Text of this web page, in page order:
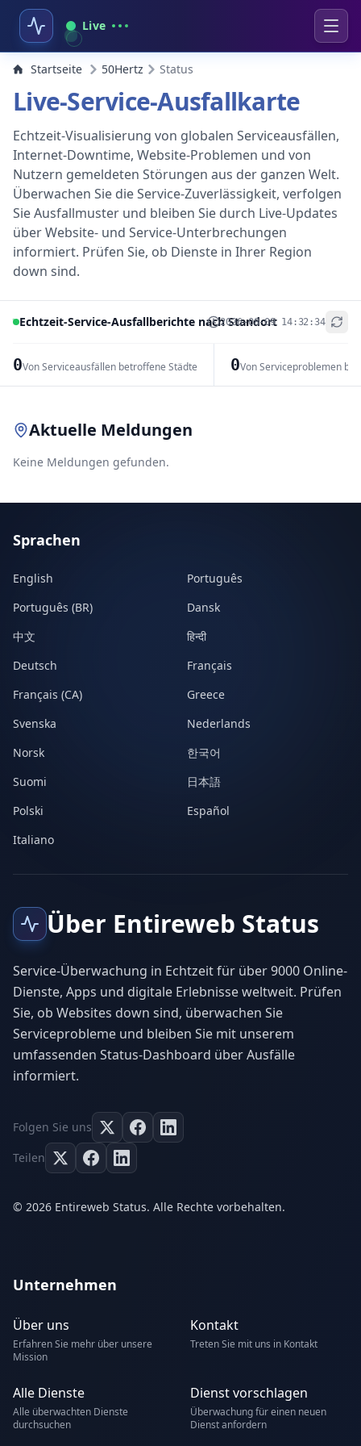
Live
Startseite 50Hertz Status
Live-Service-Ausfallkarte
Echtzeit-Visualisierung von globalen Serviceausfällen,
Internet-Downtime, Website-Problemen und von
Nutzern gemeldeten Störungen aus der ganzen Welt.
Überwachen Sie die Service-Zuverlässigkeit, verfolgen
Sie Ausfallmuster und bleiben Sie durch Live-Updates
über Website- und Service-Unterbrechungen
informiert. Prüfen Sie, ob Dienste in Ihrer Region
down sind.
Echtzeit-Service-Ausfallberichte nach Standort
2026-08-09 14:32:34
0Von Serviceausfällen betroffene Städte 0Von Serviceproblemen
+
Aktuelle Meldungen
Keine Meldungen gefunden.
Sprachen
English
Português
Português (BR)
Dansk
中文
हिन्दी
Deutsch
Français
Français (CA)
Greece
Svenska
Nederlands
Norsk
한국어
Suomi
日本語
Polski
Español
Italiano
Über Entireweb Status
Service-Überwachung in Echtzeit für über 9000 Online-
Dienste, Apps und digitale Erlebnisse weltweit. Prüfen
Sie, ob Websites down sind, überwachen Sie
Serviceprobleme und bleiben Sie mit unserem
umfassenden Status-Dashboard über Ausfälle
informiert.
Folgen Sie uns
Teilen
© 2026 Entireweb Status. Alle Rechte vorbehalten.
Unternehmen
Über uns
Erfahren Sie mehr über unsere
Mission
Kontakt
Treten Sie mit uns in Kontakt
Alle Dienste
Alle überwachten Dienste
durchsuchen
Dienst vorschlagen
Überwachung für einen neuen
Dienst anfordern